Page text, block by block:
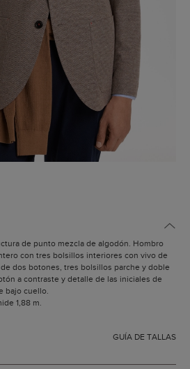
de punto mezcla de algodón. Hombro
con tres bolsillos interiores con vivo de
dos botones, tres bolsillos parche y doble
a contraste y detalle de las iniciales de
bajo cuello.
1,88 m.
GUÍA DE TALLAS